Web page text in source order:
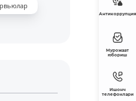
Антикоррупция
Мурожаат
юбориш
Ишонч
телефонлари